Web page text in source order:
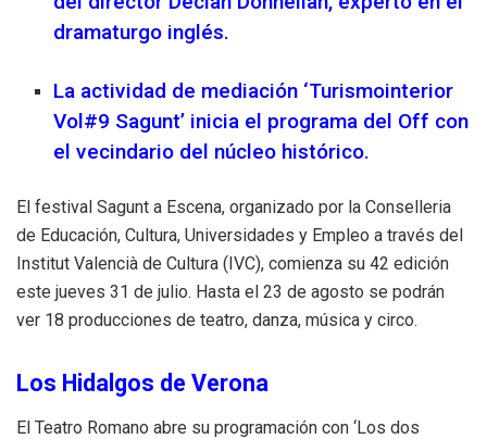
dramaturgo inglés.
La actividad de mediación ‘Turismointerior
Vol#9 Sagunt’ inicia el programa del Off con
el vecindario del núcleo histórico.
El festival Sagunt a Escena, organizado por la Conselleria
de Educación, Cultura, Universidades y Empleo a través del
Institut Valencià de Cultura (IVC), comienza su 42 edición
este jueves 31 de julio. Hasta el 23 de agosto se podrán
ver 18 producciones de teatro, danza, música y circo.
Los Hidalgos de Verona
El Teatro Romano abre su programación con ‘Los dos